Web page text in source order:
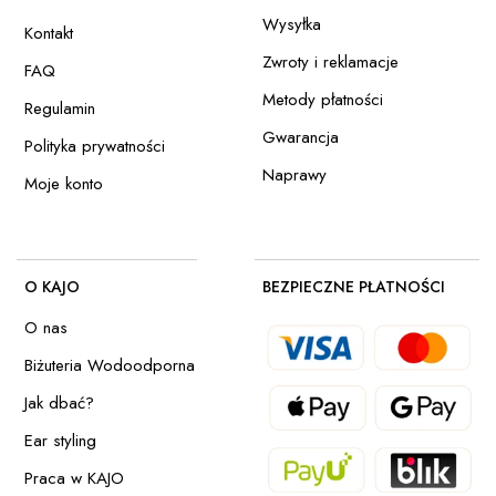
Kontakt
FAQ
Regulamin
Polityka prywatności
Moje konto
Wysyłka
Zwroty i reklamacje
Metody płatności
Gwarancja
Naprawy
O KAJO
O nas
Biżuteria Wodoodporna
Jak dbać?
Ear styling
Praca w KAJO
BEZPIECZNE PŁATNOŚCI